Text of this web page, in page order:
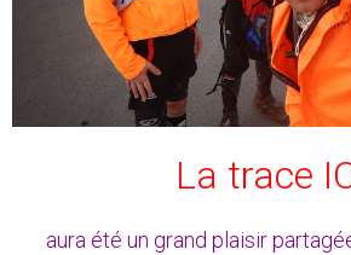
La trace
aura été un grand plaisir